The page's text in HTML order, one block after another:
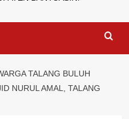
TALANG BULUH
NURUL AMAL, TALANG